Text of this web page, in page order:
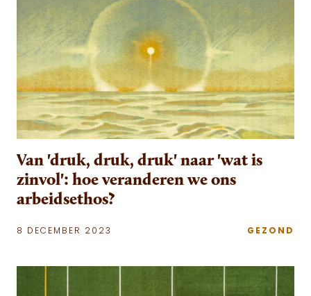
Van 'druk, druk, druk' naar 'wat is
zinvol': hoe veranderen we ons
arbeidsethos?
8 DECEMBER 2023 GEZOND